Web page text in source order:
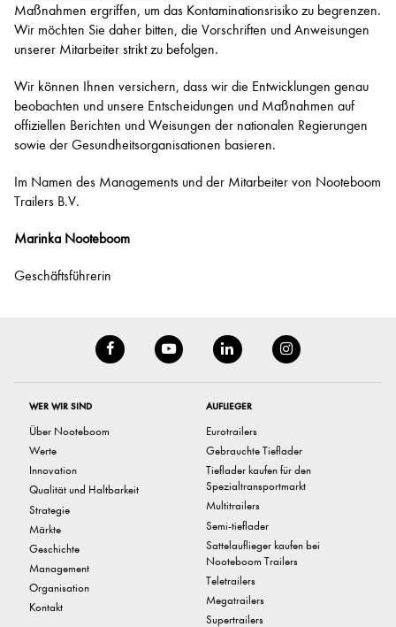
Maßnahmen ergriffen, um das Kontaminationsrisiko zu begrenzen.
Wir möchten Sie daher bitten, die Vorschriften und Anweisungen
unserer Mitarbeiter strikt zu befolgen.
Wir können Ihnen versichern, dass wir die Entwicklungen genau
beobachten und unsere Entscheidungen und Maßnahmen auf
offiziellen Berichten und Weisungen der nationalen Regierungen
sowie der Gesundheitsorganisationen basieren.
Im Namen des Managements und der Mitarbeiter von Nooteboom
Trailers B.V.
Marinka Nooteboom
Geschäftsführerin
WER WIR SIND
Über Nooteboom
Werte
Innovation
Qualität und Haltbarkeit
Strategie
Märkte
Geschichte
Management
Organisation
Kontakt
AUFLIEGER
Eurotrailers
Gebrauchte Tieflader
Tieflader kaufen für den
Spezialtransportmarkt
Multitrailers
Semi-tieflader
Sattelauflieger kaufen bei
Nooteboom Trailers
Teletrailers
Megatrailers
Supertrailers